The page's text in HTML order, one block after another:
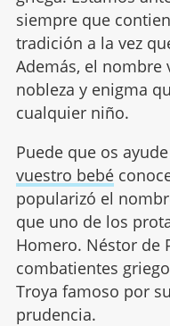
siempre que
tradición a la vez
Además, el nombre
nobleza y enigma
cualquier niño.
Puede que os
vuestro bebé
popularizó el
que uno de los
Homero. Néstor de
combatientes
Troya famoso por
prudencia.